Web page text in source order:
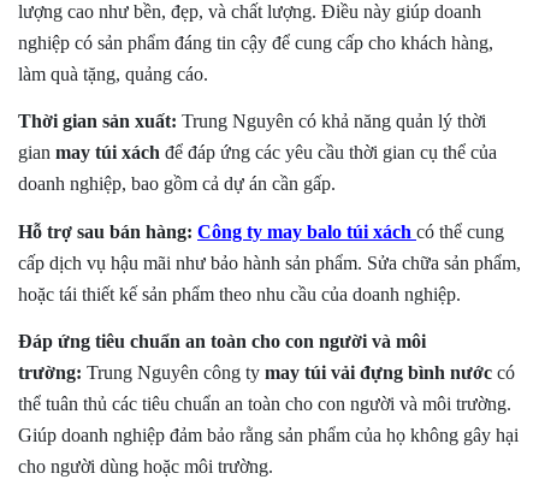
lượng cao như bền, đẹp, và chất lượng. Điều này giúp doanh
nghiệp có sản phẩm đáng tin cậy để cung cấp cho khách hàng,
làm quà tặng, quảng cáo.
Thời gian sản xuất: Trung Nguyên có khả năng quản lý thời
gian may túi xách để đáp ứng các yêu cầu thời gian cụ thể của
doanh nghiệp, bao gồm cả dự án cần gấp.
Hỗ trợ sau bán hàng: Công ty may balo túi xách có thể cung
cấp dịch vụ hậu mãi như bảo hành sản phẩm. Sửa chữa sản phẩm,
hoặc tái thiết kế sản phẩm theo nhu cầu của doanh nghiệp.
Đáp ứng tiêu chuẩn an toàn cho con người và môi
trường: Trung Nguyên công ty may túi vải đựng bình nước có
thể tuân thủ các tiêu chuẩn an toàn cho con người và môi trường.
Giúp doanh nghiệp đảm bảo rằng sản phẩm của họ không gây hại
cho người dùng hoặc môi trường.